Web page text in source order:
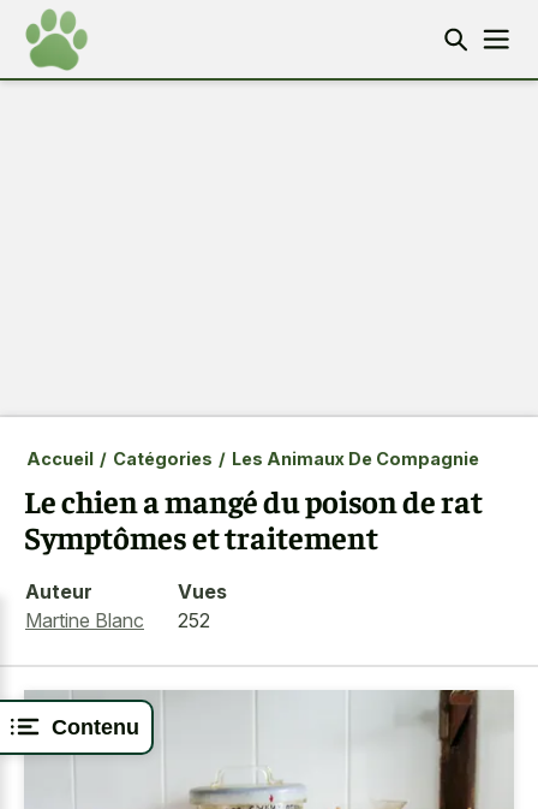
Contenu
Accueil / Catégories / Les Animaux De Compagnie
Le chien a mangé du poison de rat
Symptômes et traitement
Auteur
Martine Blanc
Vues
252